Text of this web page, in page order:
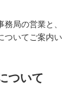
局の営業と、
ついてご案内い
ついて